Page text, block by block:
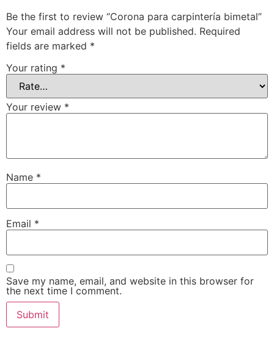
Be the first to review “Corona para carpintería bimetal”
Your email address will not be published. Required
fields are marked *
Your rating *
Your review *
Name *
Email *
Save my name, email, and website in this browser for
the next time I comment.